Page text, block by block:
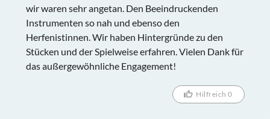
wir waren sehr angetan. Den Beeindruckenden
Instrumenten so nah und ebenso den
Herfenistinnen. Wir haben Hintergründe zu den
Stücken und der Spielweise erfahren. Vielen Dank für
das außergewöhnliche Engagement!
Hilfreich 0